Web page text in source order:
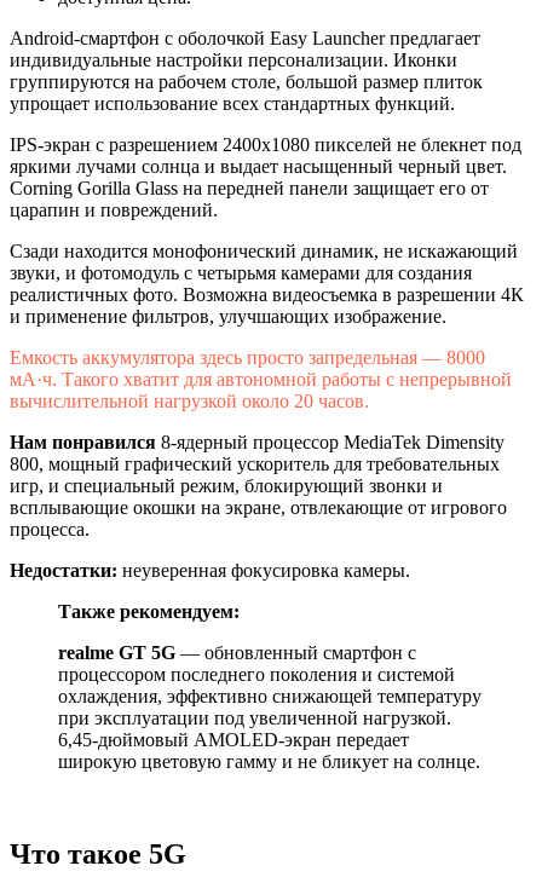
Android-смартфон с оболочкой Easy Launcher предлагает
индивидуальные настройки персонализации. Иконки
группируются на рабочем столе, большой размер плиток
упрощает использование всех стандартных функций.
IPS-экран с разрешением 2400х1080 пикселей не блекнет под
яркими лучами солнца и выдает насыщенный черный цвет.
Corning Gorilla Glass на передней панели защищает его от
царапин и повреждений.
Сзади находится монофонический динамик, не искажающий
звуки, и фотомодуль с четырьмя камерами для создания
реалистичных фото. Возможна видеосъемка в разрешении 4К
и применение фильтров, улучшающих изображение.
Емкость аккумулятора здесь просто запредельная — 8000
мА·ч. Такого хватит для автономной работы с непрерывной
вычислительной нагрузкой около 20 часов.
Нам понравился 8-ядерный процессор MediaTek Dimensity
800, мощный графический ускоритель для требовательных
игр, и специальный режим, блокирующий звонки и
всплывающие окошки на экране, отвлекающие от игрового
процесса.
Недостатки: неуверенная фокусировка камеры.
Также рекомендуем:
realme GT 5G — обновленный смартфон с
процессором последнего поколения и системой
охлаждения, эффективно снижающей температуру
при эксплуатации под увеличенной нагрузкой.
6,45-дюймовый AMOLED-экран передает
широкую цветовую гамму и не бликует на солнце.
Что такое 5G